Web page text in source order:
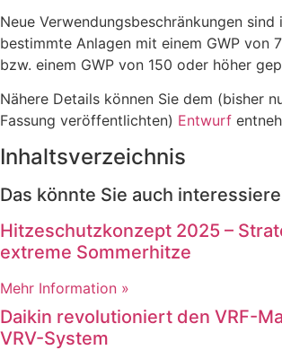
Neue Verwendungsbeschränkungen sind
bestimmte Anlagen mit einem GWP von
bzw. einem GWP von 150 oder höher
Nähere Details können Sie dem (bisher
Fassung veröffentlichten) Entwurf
Inhaltsverzeichnis
Das könnte Sie auch
Hitzeschutzkonzept 2025 –
extreme Sommerhitze
Mehr Information »
Daikin revolutioniert den VRF-
VRV-System